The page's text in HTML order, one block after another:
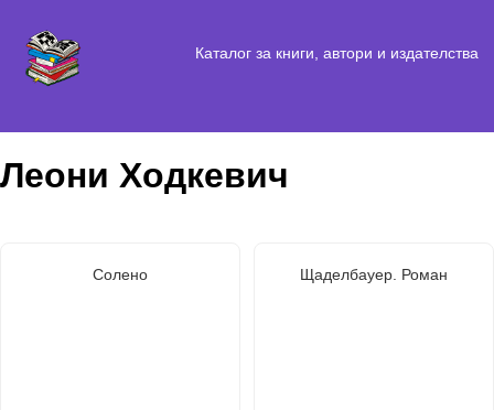
Каталог за книги, автори и издателства
Леони Ходкевич
Солено Щаделбауер. Роман